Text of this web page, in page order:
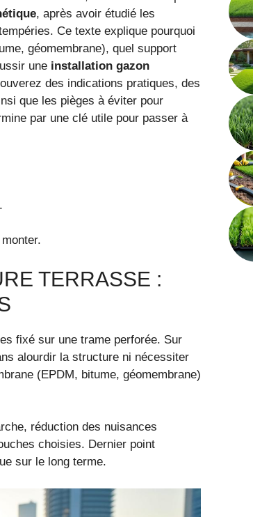
, après avoir étudié les
Ce texte explique pourquoi
géomembrane), quel support
une installation gazon
des indications pratiques, des
que les pièges à éviter pour
par une clé utile pour passer à
TERRASSE :
fixé sur une trame perforée. Sur
alourdir la structure ni nécessiter
(EPDM, bitume, géomembrane)
réduction des nuisances
choisies. Dernier point
sur le long terme.